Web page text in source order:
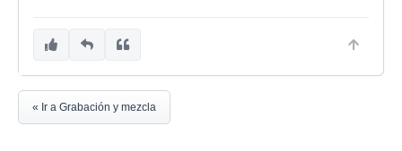
« Ir a Grabación y mezcla